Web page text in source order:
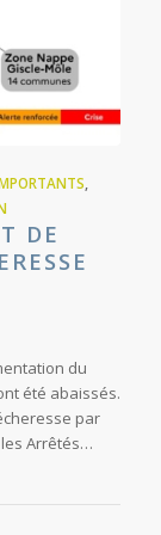
DE
du
été abaissés.
par
Arrêtés…